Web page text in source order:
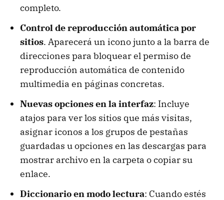
completo.
Control de reproducción automática por
sitios. Aparecerá un icono junto a la barra de
direcciones para bloquear el permiso de
reproducción automática de contenido
multimedia en páginas concretas.
Nuevas opciones en la interfaz: Incluye
atajos para ver los sitios que más visitas,
asignar iconos a los grupos de pestañas
guardadas u opciones en las descargas para
mostrar archivo en la carpeta o copiar su
enlace.
Diccionario en modo lectura: Cuando estés